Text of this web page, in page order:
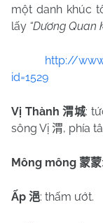
một danh khúc
lấy “Dương Quan
http://
id=1529
Vị Thành渭城:
sông Vị 渭, phía
Mông mông 蒙蒙
Ấp 浥: thấm ướt.